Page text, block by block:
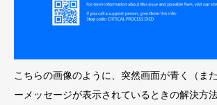
こちらの画像のように、突然画面が青く（ま
ーメッセージが表示されているときの解決方法